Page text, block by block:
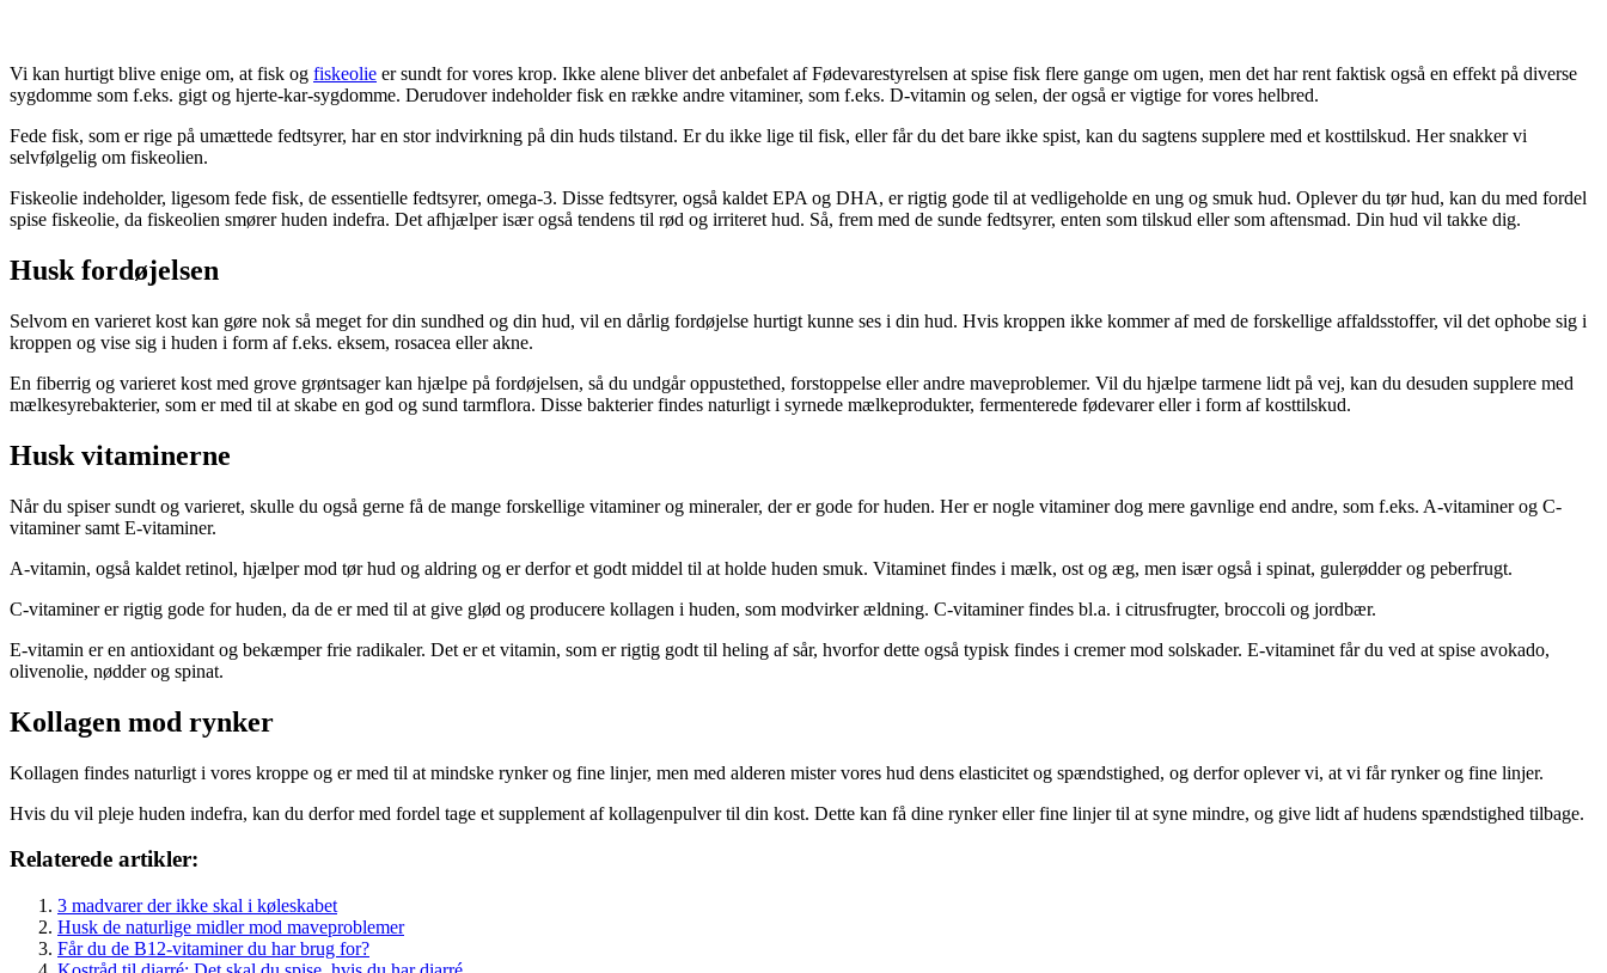
Vi kan hurtigt blive enige om, at fisk og fiskeolie er sundt for vores krop. Ikke alene bliver det anbefalet af Fødevarestyrelsen at spise fisk flere gange om ugen, men det har rent faktisk også en effekt på diverse
sygdomme som f.eks. gigt og hjerte-kar-sygdomme. Derudover indeholder fisk en række andre vitaminer, som f.eks. D-vitamin og selen, der også er vigtige for vores helbred.
Fede fisk, som er rige på umættede fedtsyrer, har en stor indvirkning på din huds tilstand. Er du ikke lige til fisk, eller får du det bare ikke spist, kan du sagtens supplere med et kosttilskud. Her snakker vi
selvfølgelig om fiskeolien.
Fiskeolie indeholder, ligesom fede fisk, de essentielle fedtsyrer, omega-3. Disse fedtsyrer, også kaldet EPA og DHA, er rigtig gode til at vedligeholde en ung og smuk hud. Oplever du tør hud, kan du med fordel
spise fiskeolie, da fiskeolien smører huden indefra. Det afhjælper især også tendens til rød og irriteret hud. Så, frem med de sunde fedtsyrer, enten som tilskud eller som aftensmad. Din hud vil takke dig.
Husk fordøjelsen
Selvom en varieret kost kan gøre nok så meget for din sundhed og din hud, vil en dårlig fordøjelse hurtigt kunne ses i din hud. Hvis kroppen ikke kommer af med de forskellige affaldsstoffer, vil det ophobe sig i
kroppen og vise sig i huden i form af f.eks. eksem, rosacea eller akne.
En fiberrig og varieret kost med grove grøntsager kan hjælpe på fordøjelsen, så du undgår oppustethed, forstoppelse eller andre maveproblemer. Vil du hjælpe tarmene lidt på vej, kan du desuden supplere med
mælkesyrebakterier, som er med til at skabe en god og sund tarmflora. Disse bakterier findes naturligt i syrnede mælkeprodukter, fermenterede fødevarer eller i form af kosttilskud.
Husk vitaminerne
Når du spiser sundt og varieret, skulle du også gerne få de mange forskellige vitaminer og mineraler, der er gode for huden. Her er nogle vitaminer dog mere gavnlige end andre, som f.eks. A-vitaminer og C-
vitaminer samt E-vitaminer.
A-vitamin, også kaldet retinol, hjælper mod tør hud og aldring og er derfor et godt middel til at holde huden smuk. Vitaminet findes i mælk, ost og æg, men især også i spinat, gulerødder og peberfrugt.
C-vitaminer er rigtig gode for huden, da de er med til at give glød og producere kollagen i huden, som modvirker ældning. C-vitaminer findes bl.a. i citrusfrugter, broccoli og jordbær.
E-vitamin er en antioxidant og bekæmper frie radikaler. Det er et vitamin, som er rigtig godt til heling af sår, hvorfor dette også typisk findes i cremer mod solskader. E-vitaminet får du ved at spise avokado,
olivenolie, nødder og spinat.
Kollagen mod rynker
Kollagen findes naturligt i vores kroppe og er med til at mindske rynker og fine linjer, men med alderen mister vores hud dens elasticitet og spændstighed, og derfor oplever vi, at vi får rynker og fine linjer.
Hvis du vil pleje huden indefra, kan du derfor med fordel tage et supplement af kollagenpulver til din kost. Dette kan få dine rynker eller fine linjer til at syne mindre, og give lidt af hudens spændstighed tilbage.
Relaterede artikler:
3 madvarer der ikke skal i køleskabet
Husk de naturlige midler mod maveproblemer
Får du de B12-vitaminer du har brug for?